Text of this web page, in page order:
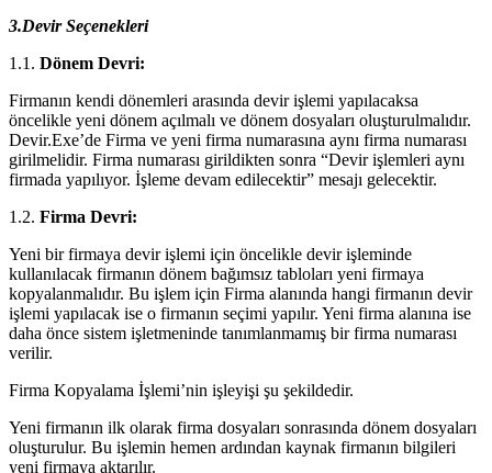
3.Devir Seçenekleri
1.1. Dönem Devri:
Firmanın kendi dönemleri arasında devir işlemi yapılacaksa
öncelikle yeni dönem açılmalı ve dönem dosyaları oluşturulmalıdır.
Devir.Exe’de Firma ve yeni firma numarasına aynı firma numarası
girilmelidir. Firma numarası girildikten sonra “Devir işlemleri aynı
firmada yapılıyor. İşleme devam edilecektir” mesajı gelecektir.
1.2. Firma Devri:
Yeni bir firmaya devir işlemi için öncelikle devir işleminde
kullanılacak firmanın dönem bağımsız tabloları yeni firmaya
kopyalanmalıdır. Bu işlem için Firma alanında hangi firmanın devir
işlemi yapılacak ise o firmanın seçimi yapılır. Yeni firma alanına ise
daha önce sistem işletmeninde tanımlanmamış bir firma numarası
verilir.
Firma Kopyalama İşlemi’nin işleyişi şu şekildedir.
Yeni firmanın ilk olarak firma dosyaları sonrasında dönem dosyaları
oluşturulur. Bu işlemin hemen ardından kaynak firmanın bilgileri
yeni firmaya aktarılır.